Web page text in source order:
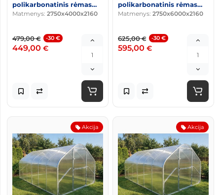
polikarbonatinis rėmas
20x40 arkos kas 0,67m
Matmenys: 2750x4000x2160
479,00€ -30 €
449,00 €
polikarbonatinis rėmas
20x40 arkos kas 0,67m
Matmenys: 2750x6000x2160
625,00€ -30 €
595,00 €
Akcija Akcija